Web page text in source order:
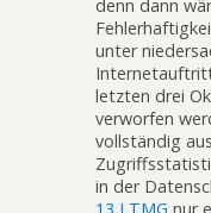
denn dann
unter
letzten drei
verworfen
vollständig
in der